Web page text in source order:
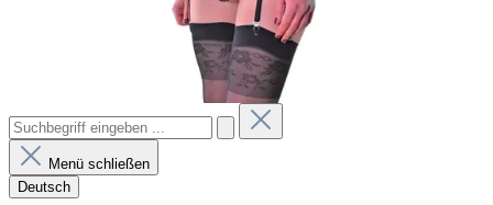
Menü schließen
Deutsch